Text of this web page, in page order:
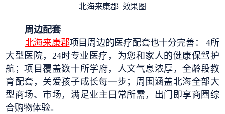
北海来康郡 效果图
周边配套
北海来康郡项目周边的医疗配套也十分完善： 4所
大型医院，24时专业医疗，为您和家人的健康保驾护
航；项目覆盖数十所学府，人文气息浓厚，全龄段教
育配套，关爱孩子成长每一步；周围涵盖北海全部大
型商场、市场，满足业主日常所需，出门即享商圈综
合购物体验。